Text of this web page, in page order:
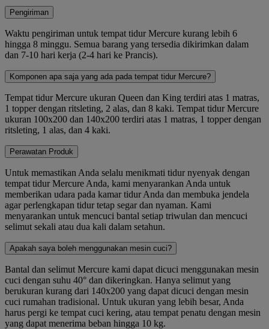
Pengiriman
Waktu pengiriman untuk tempat tidur Mercure kurang lebih 6
hingga 8 minggu. Semua barang yang tersedia dikirimkan dalam
dan 7-10 hari kerja (2-4 hari ke Prancis).
Komponen apa saja yang ada pada tempat tidur Mercure?
Tempat tidur Mercure ukuran Queen dan King terdiri atas 1 matras,
1 topper dengan ritsleting, 2 alas, dan 8 kaki. Tempat tidur Mercure
ukuran 100x200 dan 140x200 terdiri atas 1 matras, 1 topper dengan
ritsleting, 1 alas, dan 4 kaki.
Perawatan Produk
Untuk memastikan Anda selalu menikmati tidur nyenyak dengan
tempat tidur Mercure Anda, kami menyarankan Anda untuk
memberikan udara pada kamar tidur Anda dan membuka jendela
agar perlengkapan tidur tetap segar dan nyaman. Kami
menyarankan untuk mencuci bantal setiap triwulan dan mencuci
selimut sekali atau dua kali dalam setahun.
Apakah saya boleh menggunakan mesin cuci?
Bantal dan selimut Mercure kami dapat dicuci menggunakan mesin
cuci dengan suhu 40° dan dikeringkan. Hanya selimut yang
berukuran kurang dari 140x200 yang dapat dicuci dengan mesin
cuci rumahan tradisional. Untuk ukuran yang lebih besar, Anda
harus pergi ke tempat cuci kering, atau tempat penatu dengan mesin
yang dapat menerima beban hingga 10 kg.